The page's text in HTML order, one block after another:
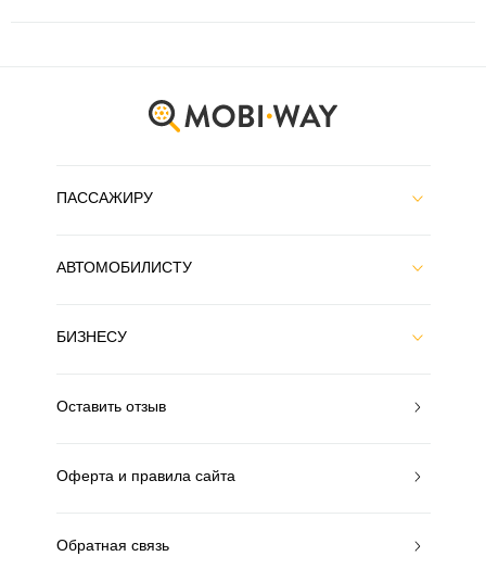
ПАССАЖИРУ
АВТОМОБИЛИСТУ
БИЗНЕСУ
Оставить отзыв
Оферта и правила сайта
Обратная связь